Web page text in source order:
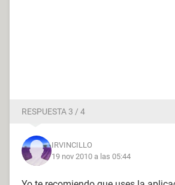
RESPUESTA 3 / 4
IRVINCILLO
19 nov 2010 a las 05:44